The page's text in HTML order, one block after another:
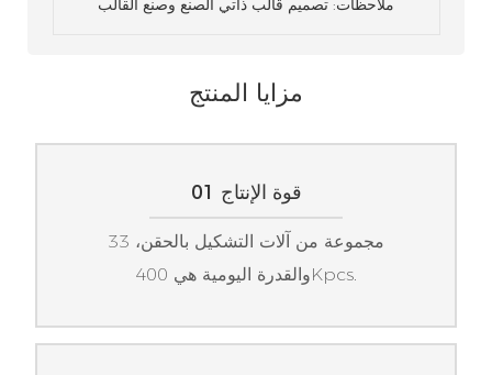
مزايا المنتج
01 قوة الإنتاج
33 مجموعة من آلات التشكيل بالحقن،
والقدرة اليومية هي 400Kpcs.